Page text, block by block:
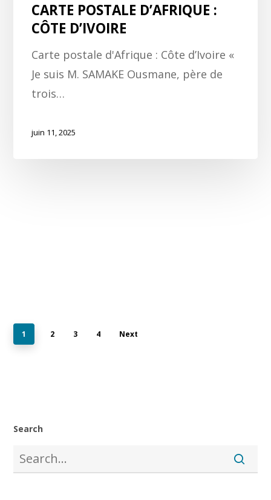
CARTE POSTALE D’AFRIQUE :
CÔTE D’IVOIRE
Carte postale d'Afrique : Côte d’Ivoire «
Je suis M. SAMAKE Ousmane, père de
trois…
juin 11, 2025
1 2 3 4 Next
Search